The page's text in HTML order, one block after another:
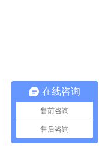
在线咨询
售前咨询
售后咨询